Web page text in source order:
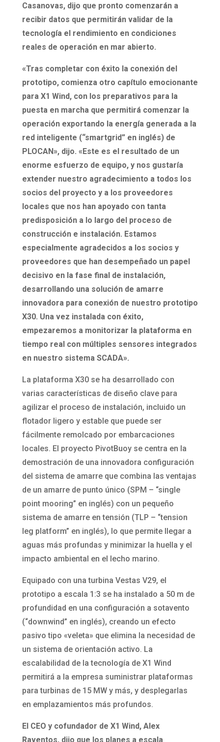
Casanovas, dijo que pronto comenzarán a
recibir datos que permitirán validar de la
tecnología el rendimiento en condiciones
reales de operación en mar abierto.
«Tras completar con éxito la conexión del
prototipo, comienza otro capítulo emocionante
para X1 Wind, con los preparativos para la
puesta en marcha que permitirá comenzar la
operación exportando la energía generada a la
red inteligente (“smartgrid” en inglés) de
PLOCAN», dijo. «Este es el resultado de un
enorme esfuerzo de equipo, y nos gustaría
extender nuestro agradecimiento a todos los
socios del proyecto y a los proveedores
locales que nos han apoyado con tanta
predisposición a lo largo del proceso de
construcción e instalación. Estamos
especialmente agradecidos a los socios y
proveedores que han desempeñado un papel
decisivo en la fase final de instalación,
desarrollando una solución de amarre
innovadora para conexión de nuestro prototipo
X30. Una vez instalada con éxito,
empezaremos a monitorizar la plataforma en
tiempo real con múltiples sensores integrados
en nuestro sistema SCADA».
La plataforma X30 se ha desarrollado con
varias características de diseño clave para
agilizar el proceso de instalación, incluido un
flotador ligero y estable que puede ser
fácilmente remolcado por embarcaciones
locales. El proyecto PivotBuoy se centra en la
demostración de una innovadora configuración
del sistema de amarre que combina las ventajas
de un amarre de punto único (SPM – “single
point mooring” en inglés) con un pequeño
sistema de amarre en tensión (TLP – “tension
leg platform” en inglés), lo que permite llegar a
aguas más profundas y minimizar la huella y el
impacto ambiental en el lecho marino.
Equipado con una turbina Vestas V29, el
prototipo a escala 1:3 se ha instalado a 50 m de
profundidad en una configuración a sotavento
(“downwind” en inglés), creando un efecto
pasivo tipo «veleta» que elimina la necesidad de
un sistema de orientación activo. La
escalabilidad de la tecnología de X1 Wind
permitirá a la empresa suministrar plataformas
para turbinas de 15 MW y más, y desplegarlas
en emplazamientos más profundos.
El CEO y cofundador de X1 Wind, Alex
Raventos, dijo que los planes a escala